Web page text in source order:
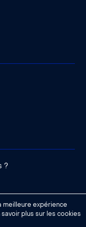
?
meilleure expérience
plus sur les cookies